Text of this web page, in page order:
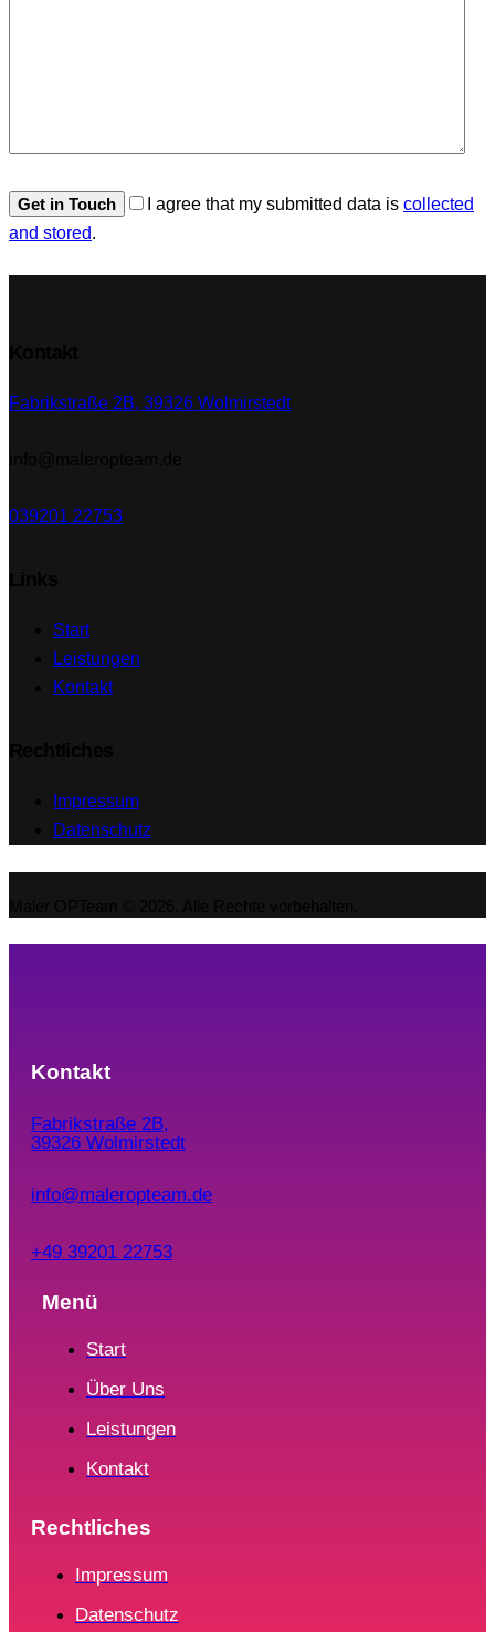
I agree that my submitted data is collected
and stored.
Fabrikstraße 2B, 39326 Wolmirstedt
039201 22753
Start
Leistungen
Kontakt
Impressum
Datenschutz
Kontakt
Fabrikstraße 2B,
39326 Wolmirstedt
info@maleropteam.de
+49 39201 22753
Menü
Start
Über Uns
Leistungen
Kontakt
Rechtliches
Impressum
Datenschutz